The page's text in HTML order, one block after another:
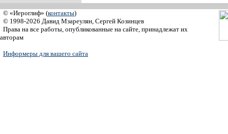
© «Иероглиф» (контакты)
© 1998-2026 Давид Мзареулян, Сергей Козинцев
Права на все работы, опубликованные на сайте, принадлежат их
авторам
Информеры для вашего сайта